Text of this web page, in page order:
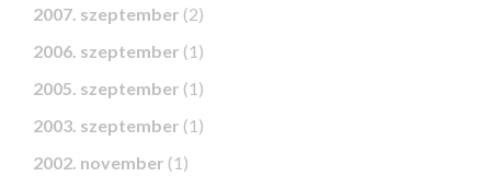
2007. szeptember (2)
2006. szeptember (1)
2005. szeptember (1)
2003. szeptember (1)
2002. november (1)